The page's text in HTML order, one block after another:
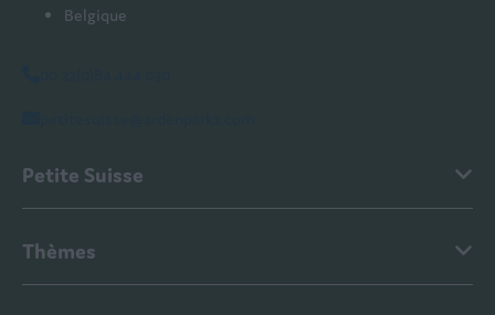
Belgique
Petite Suisse
Thèmes